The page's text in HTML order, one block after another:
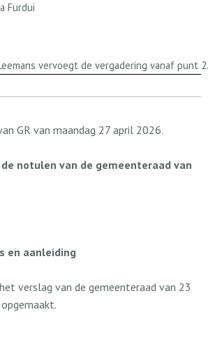
Furdui
vervoegt de vergadering vanaf punt 2.
GR van maandag 27 april 2026.
notulen van de gemeenteraad van
en aanleiding
verslag van de gemeenteraad van 23